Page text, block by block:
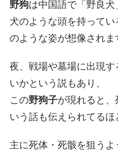
野狗は中国語で「野良犬
犬のような頭を持って
のような姿が想像されま
夜、戦場や墓場に出現
いかという説もあり、
この野狗子が現れると、
いう話も伝えられてるほ
主に死体・死骸を狙うよ